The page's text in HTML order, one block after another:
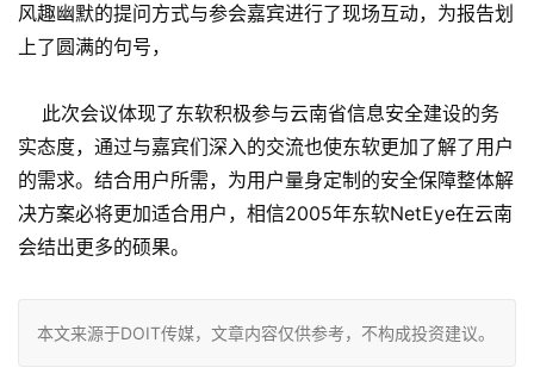
风趣幽默的提问方式与参会嘉宾进行了现场互动，为报告划
上了圆满的句号，
此次会议体现了东软积极参与云南省信息安全建设的务
实态度，通过与嘉宾们深入的交流也使东软更加了解了用户
的需求。结合用户所需，为用户量身定制的安全保障整体解
决方案必将更加适合用户，相信2005年东软NetEye在云南
会结出更多的硕果。
本文来源于DOIT传媒，文章内容仅供参考，不构成投资建议。